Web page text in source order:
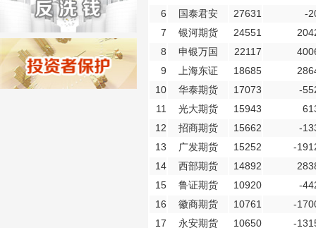
6
国泰君安 27631
-
7
银河期货 24551
8
申银万国 22117
9
上海东证 18685
10
华泰期货 17073
-
11
光大期货 15943
12
招商期货 15662
-
13
广发期货 15252
-
14
西部期货 14892
15
鲁证期货 10920
-
16
徽商期货 10761
-
17
永安期货 10650
-
北京营业部：010-65005128
广州营业部：020-28129909，020-
28129902
青岛营业部：0532-83101951、
0532-83101962
天津营业部：022-58812601，022-
绵阳营业部：0816-2238660，0816-
济南分公司：0531-86123236，